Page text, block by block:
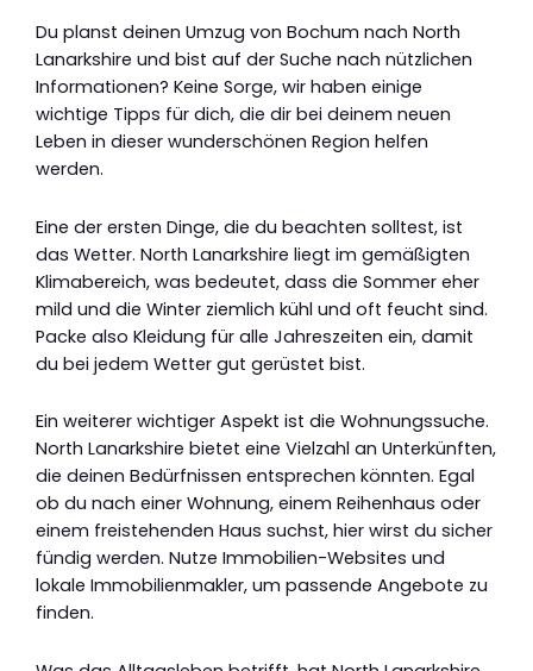
Du planst deinen Umzug von Bochum nach North
Lanarkshire und bist auf der Suche nach nützlichen
Informationen? Keine Sorge, wir haben einige
wichtige Tipps für dich, die dir bei deinem neuen
Leben in dieser wunderschönen Region helfen
werden.
Eine der ersten Dinge, die du beachten solltest, ist
das Wetter. North Lanarkshire liegt im gemäßigten
Klimabereich, was bedeutet, dass die Sommer eher
mild und die Winter ziemlich kühl und oft feucht sind.
Packe also Kleidung für alle Jahreszeiten ein, damit
du bei jedem Wetter gut gerüstet bist.
Ein weiterer wichtiger Aspekt ist die Wohnungssuche.
North Lanarkshire bietet eine Vielzahl an Unterkünften,
die deinen Bedürfnissen entsprechen könnten. Egal
ob du nach einer Wohnung, einem Reihenhaus oder
einem freistehenden Haus suchst, hier wirst du sicher
fündig werden. Nutze Immobilien-Websites und
lokale Immobilienmakler, um passende Angebote zu
finden.